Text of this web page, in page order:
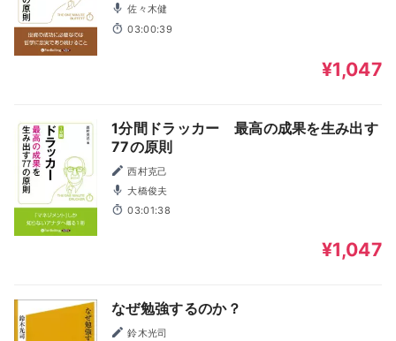
佐々木健
03:00:39
¥1,047
1分間ドラッカー 最高の成果を生み出す
77の原則
西村克己
大橋俊夫
03:01:38
¥1,047
なぜ勉強するのか？
鈴木光司